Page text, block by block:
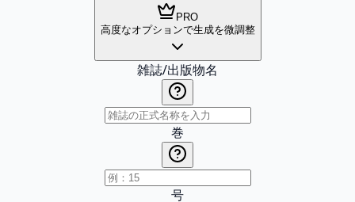
PRO
高度なオプションで生成を微調整
雑誌/出版物名
巻
号